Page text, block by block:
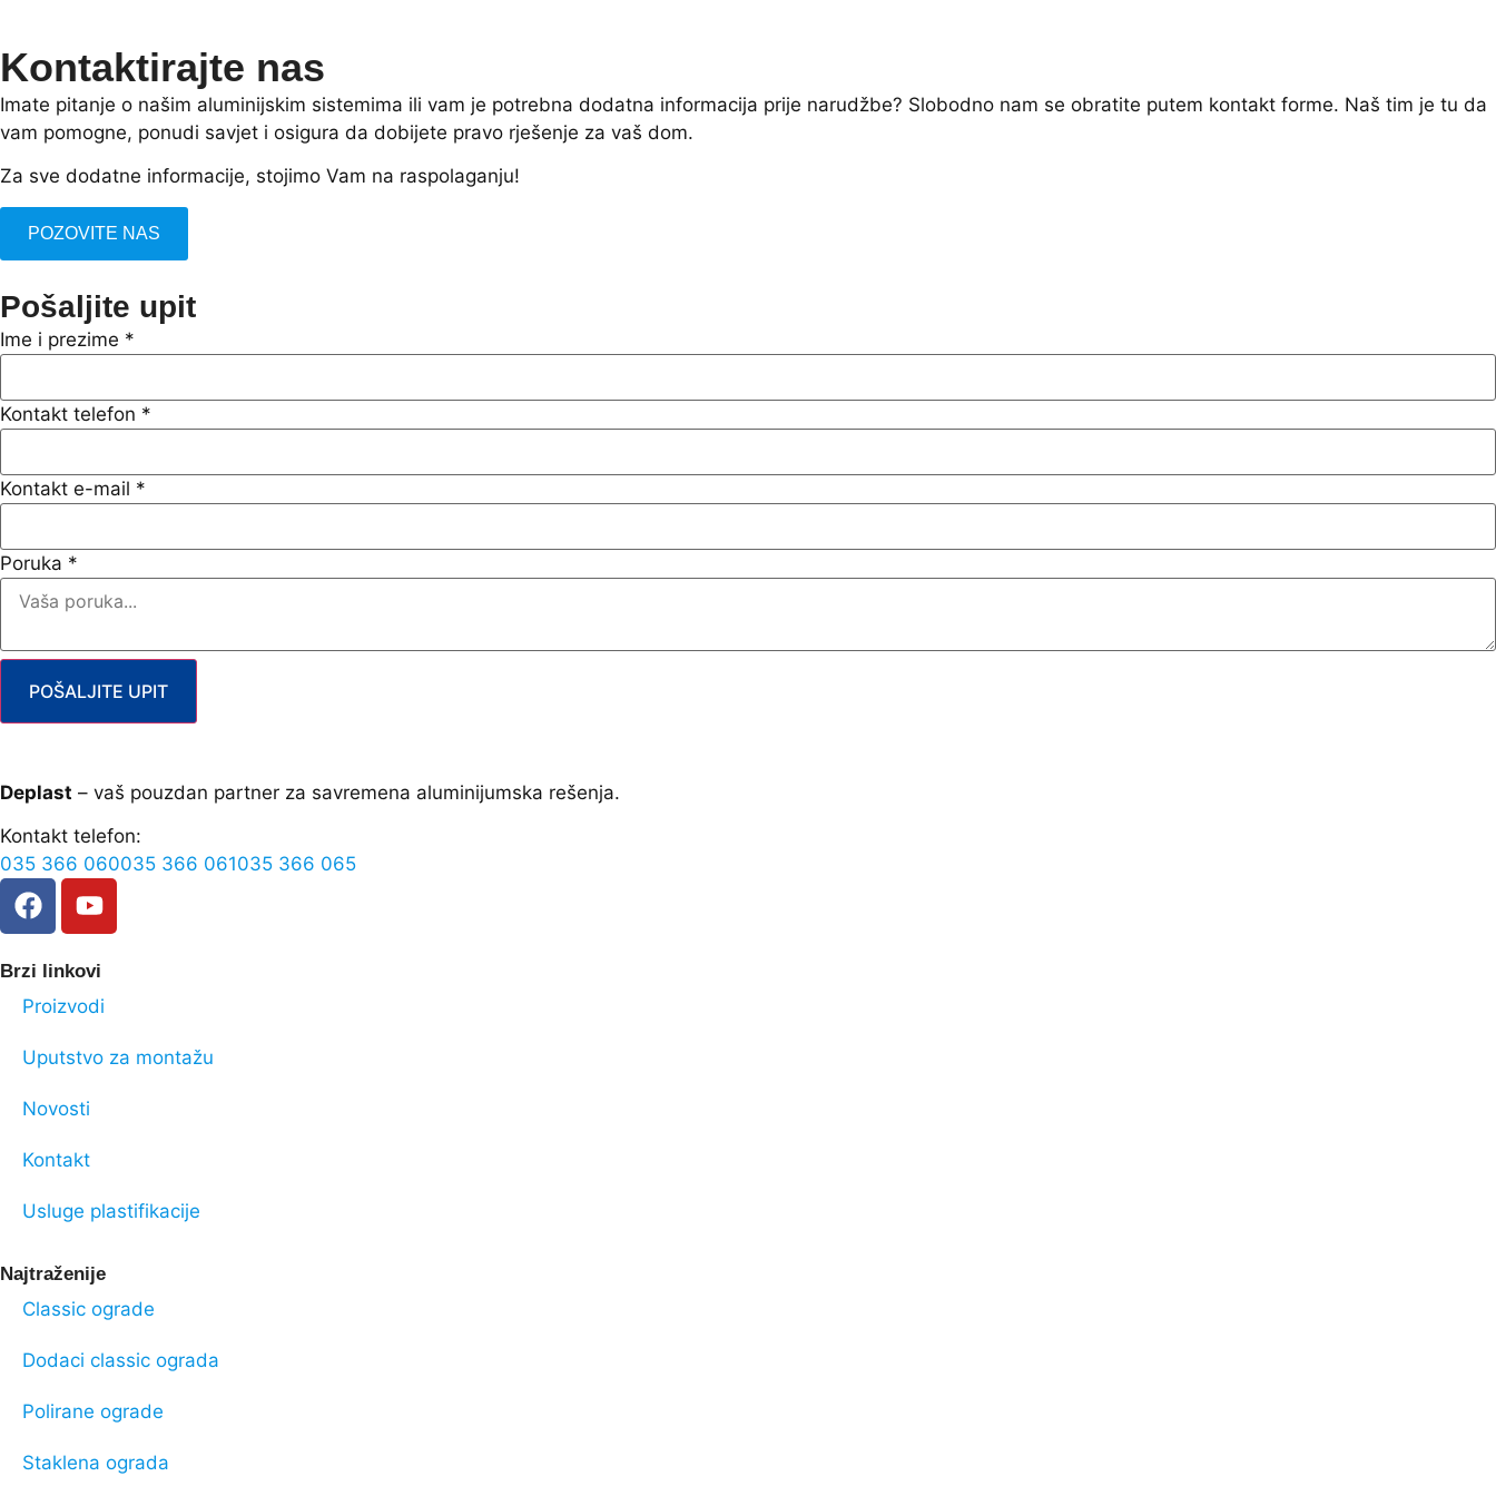
Kontaktirajte nas
Imate pitanje o našim aluminijskim sistemima ili vam je potrebna dodatna informacija prije narudžbe? Slobodno nam se obratite putem kontakt forme. Naš tim je tu da
vam pomogne, ponudi savjet i osigura da dobijete pravo rješenje za vaš dom.
Za sve dodatne informacije, stojimo Vam na raspolaganju!
POZOVITE NAS
Pošaljite upit
Ime i prezime *
Kontakt telefon *
Kontakt e-mail *
Poruka *
POŠALJITE UPIT
Deplast – vaš pouzdan partner za savremena aluminijumska rešenja.
Kontakt telefon:
035 366 060035 366 061035 366 065
Brzi linkovi
Proizvodi
Uputstvo za montažu
Novosti
Kontakt
Usluge plastifikacije
Najtraženije
Classic ograde
Dodaci classic ograda
Polirane ograde
Staklena ograda